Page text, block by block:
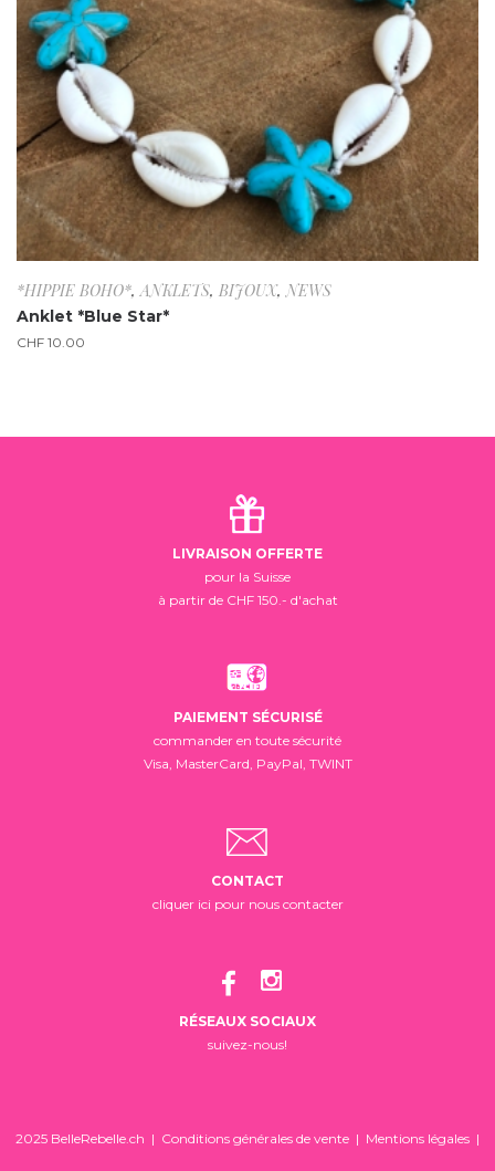
*HIPPIE BOHO*,ANKLETS, BIJOUX,NEWS
Anklet *Blue Star*
CHF 10.00
LIVRAISON OFFERTE
pour la Suisse
à partir de CHF 150.- d'achat
PAIEMENT SÉCURISÉ
commander en toute sécurité
Visa, MasterCard, PayPal, TWINT
CONTACT
cliquer ici pour nous contacter
RÉSEAUX SOCIAUX
suivez-nous!
2025 BelleRebelle.ch | Conditions générales de vente | Mentions légales |